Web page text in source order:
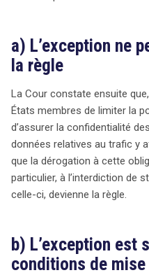
a) L’exception ne
la règle
La Cour constate ensuite
États membres de limiter la
d’assurer la confidentialité
données relatives au trafic y
que la dérogation à cette
particulier, à l’interdiction de
celle-ci, devienne la règle.
b) L’exception est
conditions de